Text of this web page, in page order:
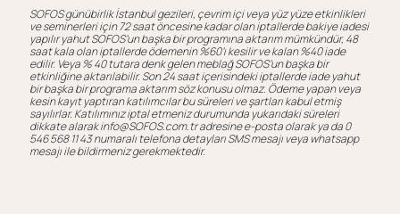
SOFOS günübirlik İstanbul gezileri, çevrim içi veya yüz yüze etkinlikleri
ve seminerleri için 72 saat öncesine kadar olan iptallerde bakiye iadesi
yapılır yahut SOFOS’un başka bir programına aktarım mümkündür, 48
saat kala olan iptallerde ödemenin %60’ı kesilir ve kalan %40 iade
edilir. Veya % 40 tutara denk gelen meblağ SOFOS’un başka bir
etkinliğine aktarılabilir. Son 24 saat içerisindeki iptallerde iade yahut
bir başka bir programa aktarım söz konusu olmaz. Ödeme yapan veya
kesin kayıt yaptıran katılımcılar bu süreleri ve şartları kabul etmiş
sayılırlar. Katılımınız iptal etmeniz durumunda yukarıdaki süreleri
dikkate alarak info@SOFOS.com.tr adresine e-posta olarak ya da 0
546 568 11 43 numaralı telefona detayları SMS mesajı veya whatsapp
mesajı ile bildirmeniz gerekmektedir.